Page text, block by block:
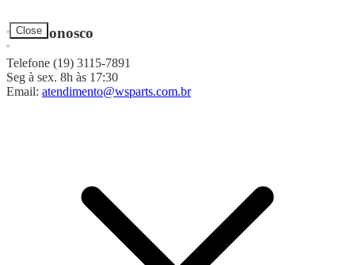
Close
Fale Conosco
Telefone (19) 3115-7891
Seg à sex. 8h às 17:30
Email: atendimento@wsparts.com.br